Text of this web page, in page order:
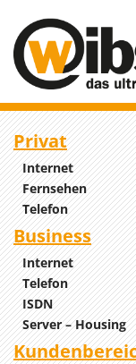
Privat
Internet
Fernsehen
Telefon
Business
Internet
Telefon
ISDN
Server – Housing